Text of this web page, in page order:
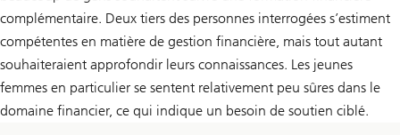
complémentaire. Deux tiers des personnes interrogées s’estiment
compétentes en matière de gestion financière, mais tout autant
souhaiteraient approfondir leurs connaissances. Les jeunes
femmes en particulier se sentent relativement peu sûres dans le
domaine financier, ce qui indique un besoin de soutien ciblé.